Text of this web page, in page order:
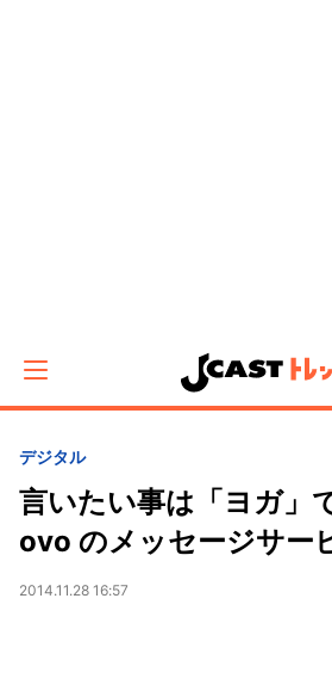
デジタル
言いたい事は「ヨガ
ovo のメッセージサー
2014.11.28 16:57